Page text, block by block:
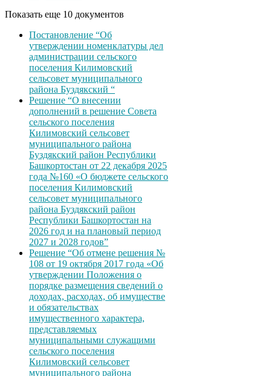
Показать еще 10 документов
Постановление “Об
утверждении номенклатуры дел
администрации сельского
поселения Килимовский
сельсовет муниципального
района Буздякский “
Решение “О внесении
дополнений в решение Совета
сельского поселения
Килимовский сельсовет
муниципального района
Буздякский район Республики
Башкортостан от 22 декабря 2025
года №160 «О бюджете сельского
поселения Килимовский
сельсовет муниципального
района Буздякский район
Республики Башкортостан на
2026 год и на плановый период
2027 и 2028 годов”
Решение “Об отмене решения №
108 от 19 октября 2017 года «Об
утверждении Положения о
порядке размещения сведений о
доходах, расходах, об имуществе
и обязательствах
имущественного характера,
представляемых
муниципальными служащими
сельского поселения
Килимовский сельсовет
муниципального района